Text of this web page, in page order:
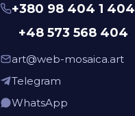
+380 98 404 1 404
+48 573 568 404
art@web-mosaica.art
Telegram
WhatsApp